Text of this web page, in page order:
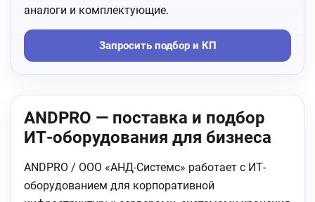
аналоги и комплектующие.
Запросить подбор и КП
ANDPRO — поставка и подбор
ИТ-оборудования для бизнеса
ANDPRO / ООО «АНД-Системс» работает с ИТ-
оборудованием для корпоративной